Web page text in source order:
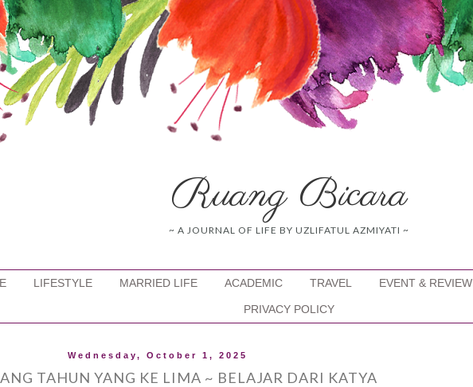
Ruang Bicara
~ A JOURNAL OF LIFE BY UZLIFATUL AZMIYATI ~
LIFESTYLE MARRIED LIFE ACADEMIC TRAVEL EVENT & REVIEW
PRIVACY POLICY
Wednesday, October 1, 2025
TAHUN YANG KE LIMA ~ BELAJAR DARI KATYA